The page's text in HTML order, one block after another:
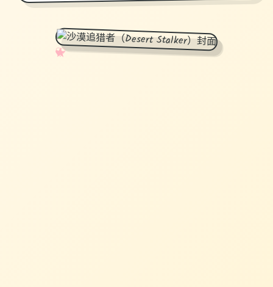
✧
♡
★
♥